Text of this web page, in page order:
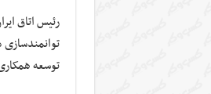
رئیس اتاق
توسعه